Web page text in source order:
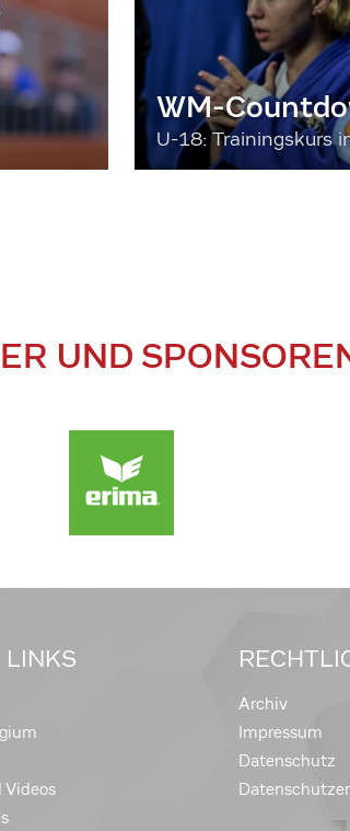
WM-
U-18: Trainingskurs
UND
LINKS
Videos
Archiv
Impressum
Datenschutz